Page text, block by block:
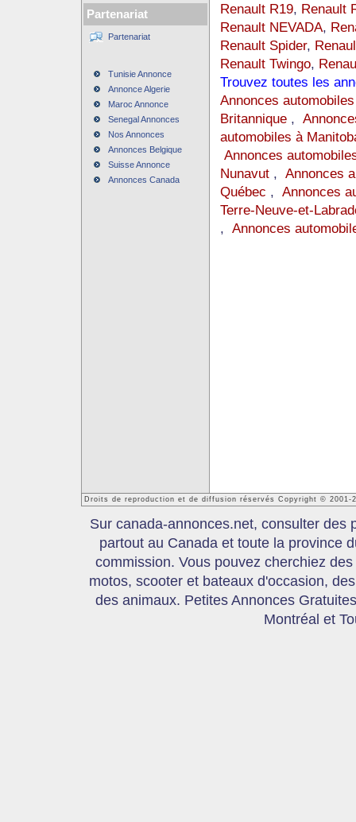
Partenariat
Partenariat
Tunisie Annonce
Annonce Algerie
Maroc Annonce
Senegal Annonces
Nos Annonces
Annonces Belgique
Suisse Annonce
Annonces Canada
Renault R19, Renault
Renault NEVADA,
Renault Spider,
Renault Twingo,
Trouvez toutes les
Annonces
Britannique,
automobiles à
Annonces
Nunavut, Annonces
Québec , Annonces
Terre-Neuve-et-
, Annonces
Droits de reproduction et de diffusion réservés Copyright © 2001-
Sur canada-annonces.net, consulter des
partout au Canada et toute la province
commission. Vous pouvez cherchiez
motos, scooter et bateaux d'occasion,
des animaux. Petites Annonces
Montréal et